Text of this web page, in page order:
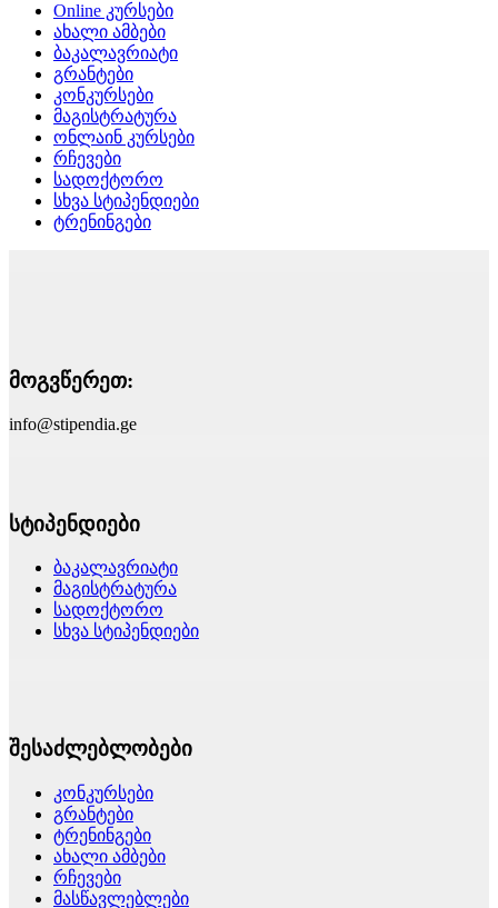
Online კურსები
ახალი ამბები
ბაკალავრიატი
გრანტები
კონკურსები
მაგისტრატურა
ონლაინ კურსები
რჩევები
სადოქტორო
სხვა სტიპენდიები
ტრენინგები
მოგვწერეთ:
info@stipendia.ge
სტიპენდიები
ბაკალავრიატი
მაგისტრატურა
სადოქტორო
სხვა სტიპენდიები
შესაძლებლობები
კონკურსები
გრანტები
ტრენინგები
ახალი ამბები
რჩევები
მასწავლებლები